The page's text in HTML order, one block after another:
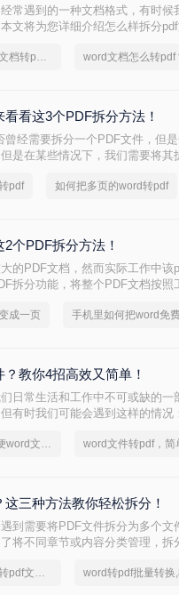
常遇到的一种文档格式，有时候
文将为您详细介绍怎么样拆分
求推荐好用的word文档转pdf文件工具
看这3个PDF拆分方法！
经需要拆分一个PDF文件，但
是在某些情况下，我们需要将其
pdf 如何把多页的word转pdf
个PDF拆分方法！
的PDF文档，然而实际工作中该
拆分功能，将整个PDF文档按照
方便。
成一页 手机里如何把word免
教你4招高效又简单！
日常生活和工作中不可或缺的一
有时我们可能会遇到这样的情况
介绍几种简单有效的方法。
教你怎么简单又方便word文档转pdf文件
三种方法教你轻松拆分！
到需要将PDF文件拆分为多个文
将不同章节或内容分类管理，拆
教你几个word文档转pdf文件的方法